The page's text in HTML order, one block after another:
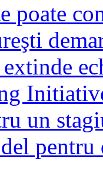
poate
un